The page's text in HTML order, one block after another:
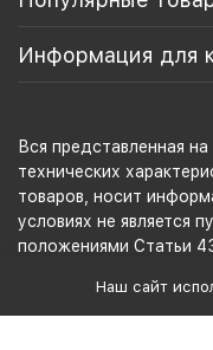
Информация для
Вся представленная
технических
товаров, носит
условиях не является
положениями Статьи
Для получения
Наш сайт